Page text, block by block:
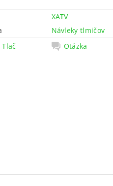
XATV
Návleky tlmičov
Tlač
Otázka